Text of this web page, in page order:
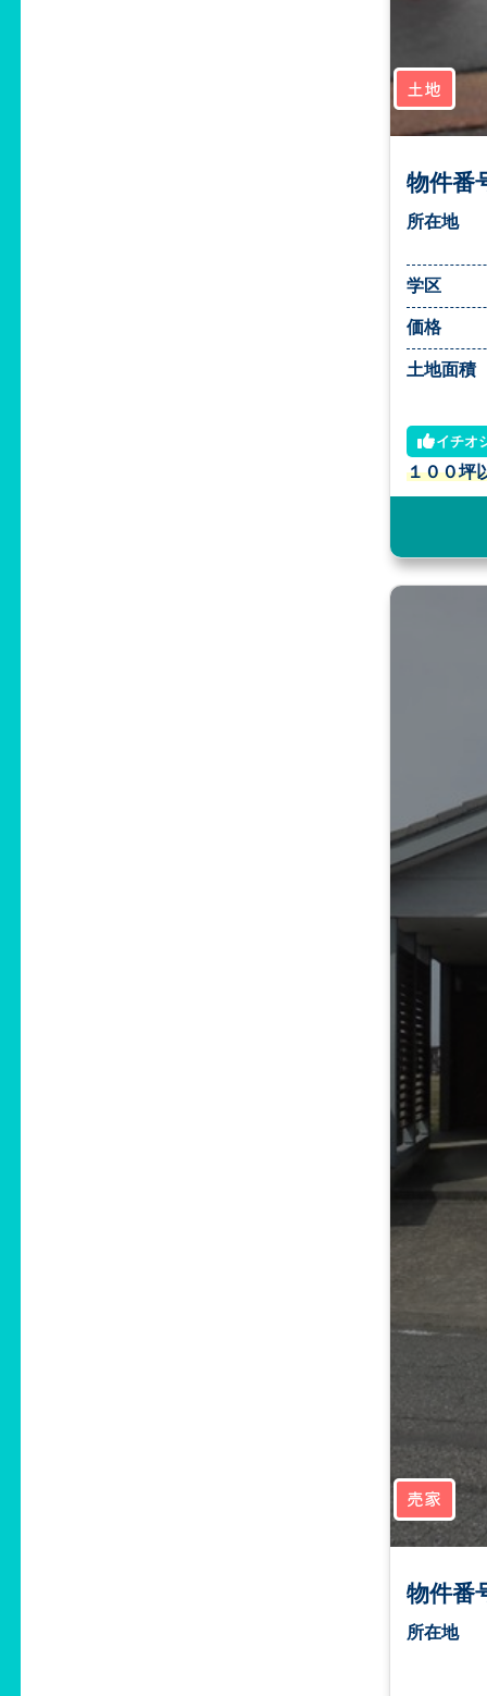
土地
物件番
所在地
学区
価格
土地面積
イチオ
１００坪
売家
物件番
所在地